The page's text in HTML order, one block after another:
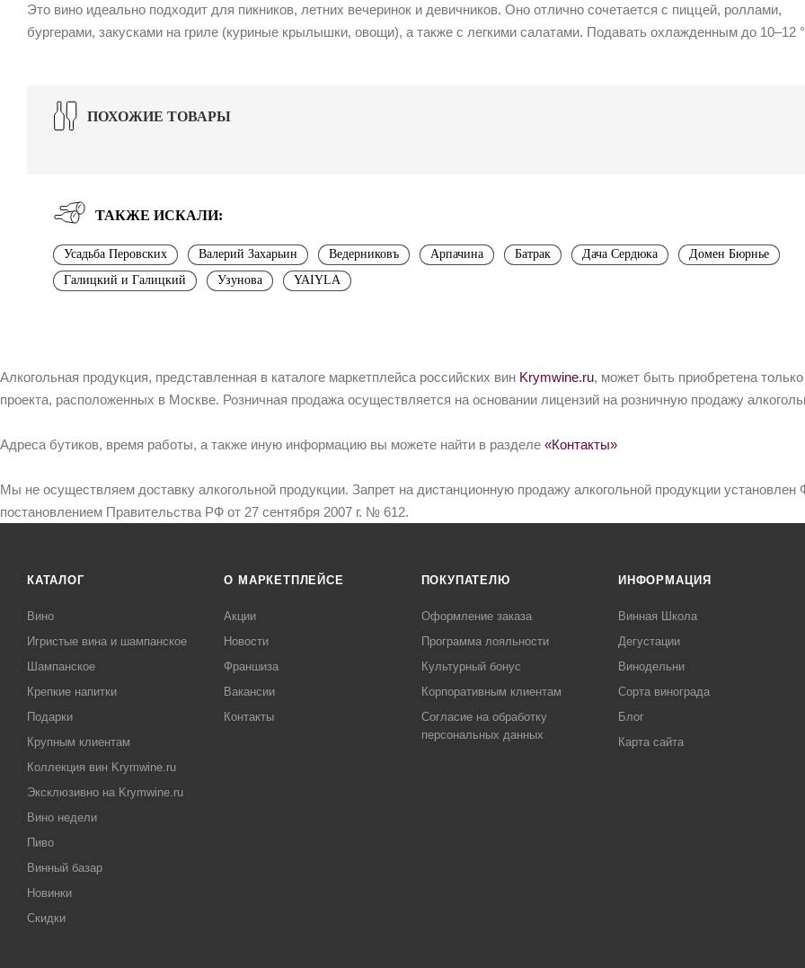
Это вино идеально подходит для пикников, летних вечеринок и девичников. Оно отлично сочетается с пиццей, роллами,
бургерами, закусками на гриле (куриные крылышки, овощи), а также с легкими салатами. Подавать охлажденным до 10–12
ПОХОЖИЕ ТОВАРЫ
ТАКЖЕ ИСКАЛИ:
Усадьба Перовских Валерий Захарьин Ведерниковъ Арпачина Батрак Дача Сердюка
Домен Бюрнье
Галицкий и Галицкий
Узунова YAIYLA
Алкогольная продукция, представленная в каталоге маркетплейса российских вин Krymwine.ru, может быть приобретена
проекта, расположенных в Москве. Розничная продажа осуществляется на основании лицензий на розничную продажу
Адреса бутиков, время работы, а также иную информацию вы можете найти в разделе «Контакты»
Мы не осуществляем доставку алкогольной продукции. Запрет на дистанционную продажу алкогольной продукции
постановлением Правительства РФ от 27 сентября 2007 г. № 612.
КАТАЛОГ
Вино
Игристые вина и шампанское
Шампанское
Крепкие напитки
Подарки
Крупным клиентам
Коллекция вин Krymwine.ru
Эксклюзивно на Krymwine.ru
Вино недели
Пиво
Винный базар
Новинки
Скидки
О МАРКЕТПЛЕЙСЕ
Акции
Новости
Франшиза
Вакансии
Контакты
ПОКУПАТЕЛЮ
Оформление заказа
Программа лояльности
Культурный бонус
Корпоративным клиентам
Согласие на обработку
персональных данных
ИНФОРМАЦИЯ
Винная Школа
Дегустации
Винодельни
Сорта винограда
Блог
Карта сайта